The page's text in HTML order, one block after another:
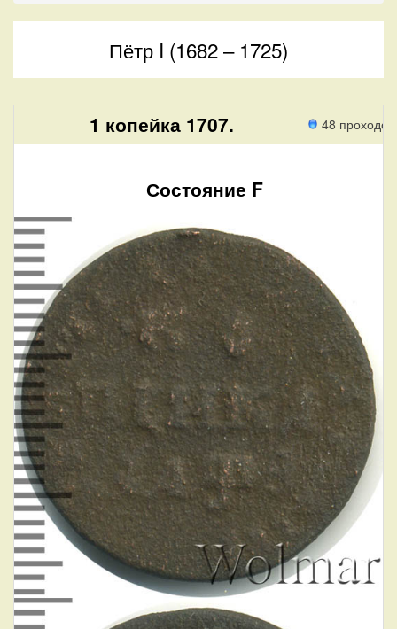
Пётр I (1682 – 1725)
48 проходов
1 копейка 1707.
Состояние F